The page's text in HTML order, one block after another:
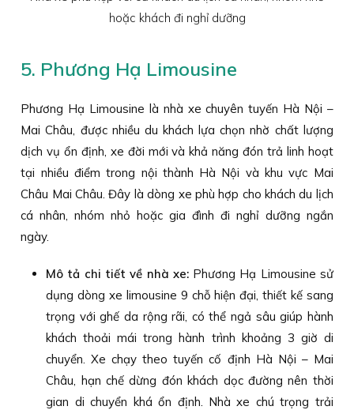
hoặc khách đi nghỉ dưỡng
5. Phương Hạ Limousine
Phương Hạ Limousine là nhà xe chuyên tuyến Hà Nội –
Mai Châu, được nhiều du khách lựa chọn nhờ chất lượng
dịch vụ ổn định, xe đời mới và khả năng đón trả linh hoạt
tại nhiều điểm trong nội thành Hà Nội và khu vực Mai
Châu Mai Châu. Đây là dòng xe phù hợp cho khách du lịch
cá nhân, nhóm nhỏ hoặc gia đình đi nghỉ dưỡng ngắn
ngày.
Mô tả chi tiết về nhà xe: Phương Hạ Limousine sử
dụng dòng xe limousine 9 chỗ hiện đại, thiết kế sang
trọng với ghế da rộng rãi, có thể ngả sâu giúp hành
khách thoải mái trong hành trình khoảng 3 giờ di
chuyển. Xe chạy theo tuyến cố định Hà Nội – Mai
Châu, hạn chế dừng đón khách dọc đường nên thời
gian di chuyển khá ổn định. Nhà xe chú trọng trải